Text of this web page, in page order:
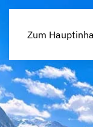
Zum